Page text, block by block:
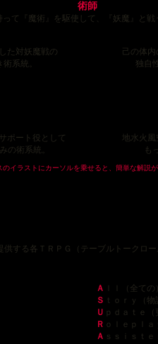
術師
って『魔術』を駆使して、『妖魔』と戦
た対妖魔戦の
系統。
己の体内
独自
ポート役として
の術系統。
地水火
も
のイラストにカーソルを乗せると、簡単な解説が
する各ＴＲＰＧ（テーブルトークロ
Ａ
ｌｌ（全ての）
Ｓ ｔｏｒｙ（物
Ｕ ｐｄａｔｅ（
Ｒ ｏｌｅｐｌａ
Ａ ｓｓｉｓｔｅ